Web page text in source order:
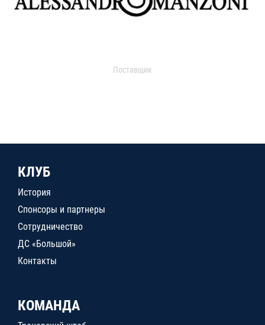
Поставщик
КЛУБ
История
Спонсоры и партнеры
Сотрудничество
ДС «Большой»
Контакты
КОМАНДА